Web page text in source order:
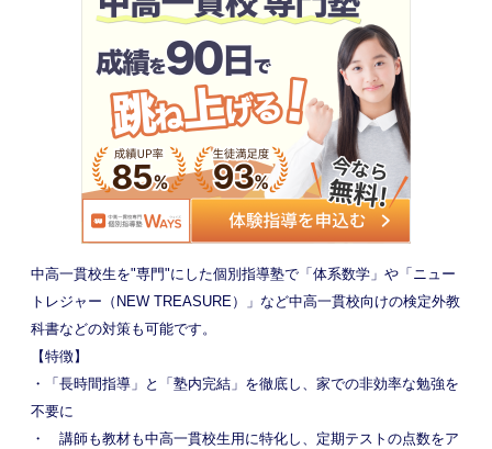
中高一貫校生を"専門"にした個別指導塾で「体系数学」や「ニュー
トレジャー（NEW TREASURE）」など中高一貫校向けの検定外教
科書などの対策も可能です。
【特徴】
・「長時間指導」と「塾内完結」を徹底し、家での非効率な勉強を
不要に
・ 講師も教材も中高一貫校生用に特化し、定期テストの点数をア